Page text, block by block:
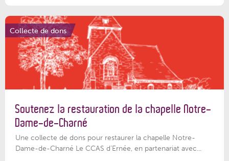
Collecte de dons
Soutenez la restauration de la chapelle Notre-
Dame-de-Charné
Une collecte de dons pour restaurer la chapelle Notre-
Dame-de-Charné Le CCAS d’Ernée, en partenariat avec...